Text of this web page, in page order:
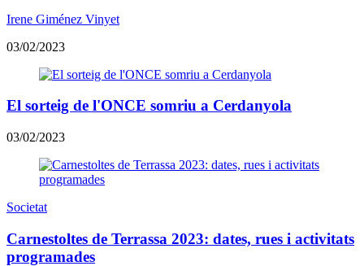
Irene Giménez Vinyet
03/02/2023
El sorteig de l'ONCE somriu a Cerdanyola
03/02/2023
Societat
Carnestoltes de Terrassa 2023: dates, rues i activitats
programades